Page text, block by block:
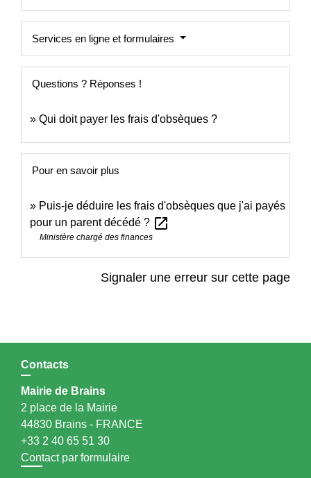
Services en ligne et formulaires
Questions ? Réponses !
Qui doit payer les frais d'obsèques ?
Pour en savoir plus
Puis-je déduire les frais d'obsèques que j'ai payés
pour un parent décédé ? open_in_new
Ministère chargé des finances
Signaler une erreur sur cette page
Contacts
Mairie de Brains
2 place de la Mairie
44830 Brains - FRANCE
+33 2 40 65 51 30
Contact par formulaire